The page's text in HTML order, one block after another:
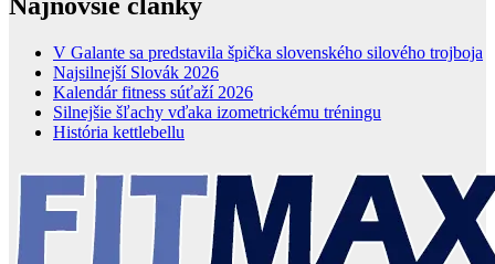
V Galante sa predstavila špička slovenského silového trojboja
Najsilnejší Slovák 2026
Kalendár fitness súťaží 2026
Silnejšie šľachy vďaka izometrickému tréningu
História kettlebellu